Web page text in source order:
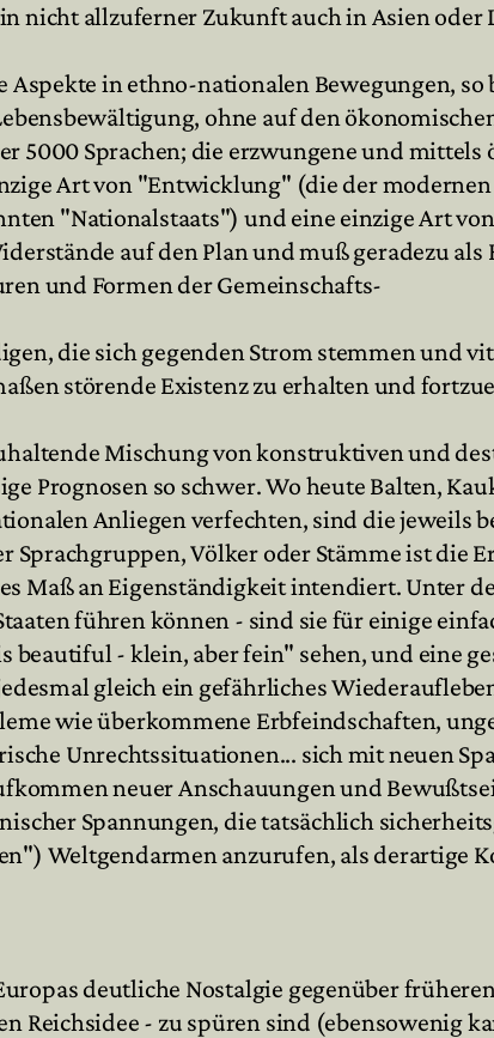
nicht allzuferner Zukunft auch in Asien oder
in ethno-nationalen Bewegungen,
ohne auf den
5000 Sprachen; die erzwungene und
Art von "Entwicklung" (die der
"Nationalstaats") und eine einzige Art
auf den Plan und muß geradezu
und Formen der Gemeinschafts-
die sich gegenden Strom stemmen und
störende Existenz zu erhalten und
Mischung von konstruktiven und
Prognosen so schwer. Wo heute Balten,
Anliegen verfechten, sind die jeweils
Völker oder Stämme ist die
Maß an Eigenständigkeit intendiert. Unter
führen können - sind sie für einige
- klein, aber fein" sehen, und eine
gleich ein gefährliches
wie überkommene Erbfeindschaften,
Unrechtssituationen... sich mit neuen
neuer Anschauungen und
Spannungen, die tatsächlich
Weltgendarmen anzurufen, als derartige
deutliche Nostalgie gegenüber
Reichsidee - zu spüren sind (ebensowenig